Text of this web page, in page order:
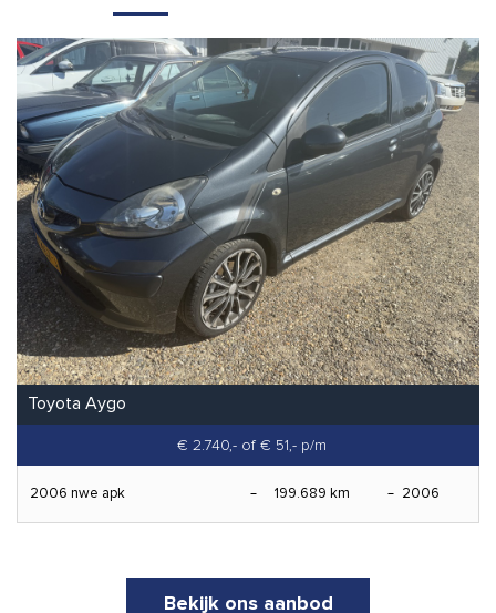
Toyota Aygo
€ 2.740,- of € 51,- p/m
2006 nwe apk 199.689 km 2006
Bekijk ons aanbod